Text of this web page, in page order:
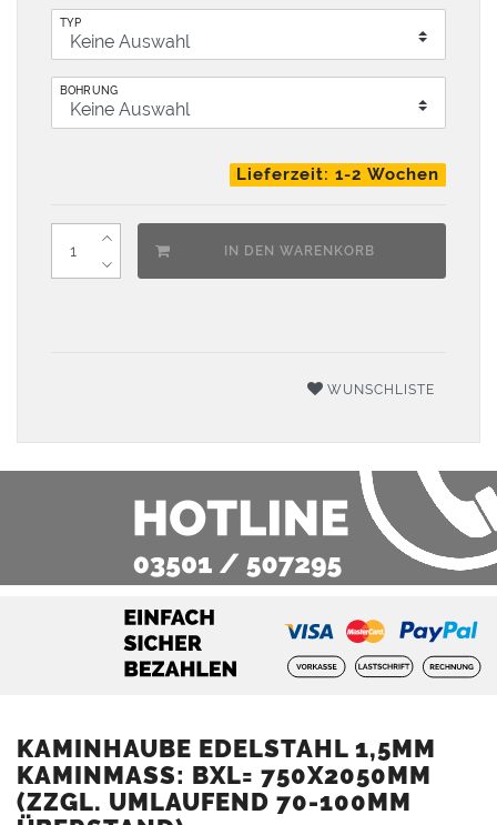
TYP
BOHRUNG
Lieferzeit: 1-2 Wochen
IN DEN WARENKORB
WUNSCHLISTE
KAMINHAUBE EDELSTAHL 1,5MM
KAMINMASS: BXL= 750X2050MM (
ZZGL. UMLAUFEND 70-100MM Ü